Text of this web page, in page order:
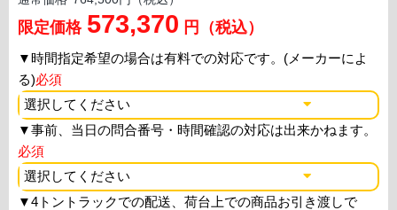
限定価格 573,370 円（税込）
▼時間指定希望の場合は有料での対応です。(メーカーによ
る)必須
▼事前、当日の問合番号・時間確認の対応は出来かねます。
必須
▼4トントラックでの配送、荷台上での商品お引き渡しで